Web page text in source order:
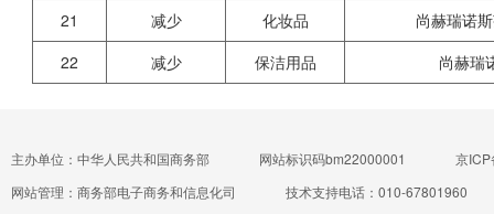
21
减少 化妆品
尚赫瑞诺
22
减少 保洁用品 尚赫瑞
主办单位：中华人民共和国商务部 网站标识码bm22000001
京
网站管理：商务部电子商务和信息化司
技术支持电话：010-67801960